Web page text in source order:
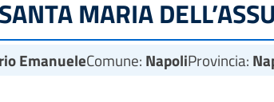
MARIA
EmanueleComune: NapoliProvincia: